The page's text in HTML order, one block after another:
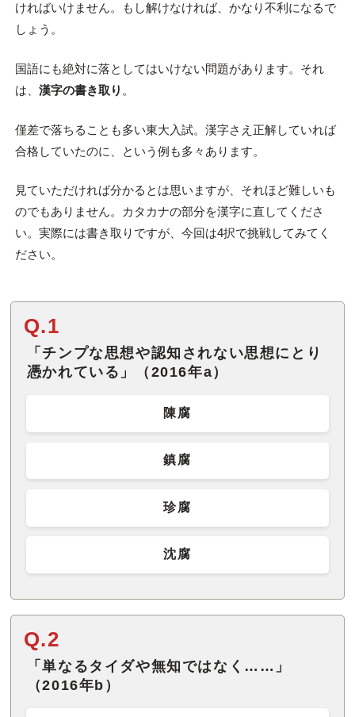
ければいけません。もし解けなければ、かなり不利になるで
しょう。
国語にも絶対に落としてはいけない問題があります。それ
は、 漢字の書き取り 。
僅差で落ちることも多い東大入試。漢字さえ正解していれば
合格していたのに、という例も多々あります。
見ていただければ分かるとは思いますが、それほど難しいも
のでもありません。カタカナの部分を漢字に直してくださ
い。実際には書き取りですが、今回は4択で挑戦してみてく
ださい。
Q.1
「チンプな思想や認知されない思想にとり
憑かれている」（2016年a）
陳腐
鎮腐
珍腐
沈腐
Q.2
「単なるタイダや無知ではなく……」
（2016年b）